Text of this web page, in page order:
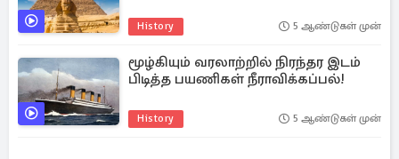
History 5 ஆண்டுகள் முன்
மூழ்கியும் வரலாற்றில் நிரந்தர இடம்
பிடித்த பயணிகள் நீராவிக்கப்பல்!
History 5 ஆண்டுகள் முன்